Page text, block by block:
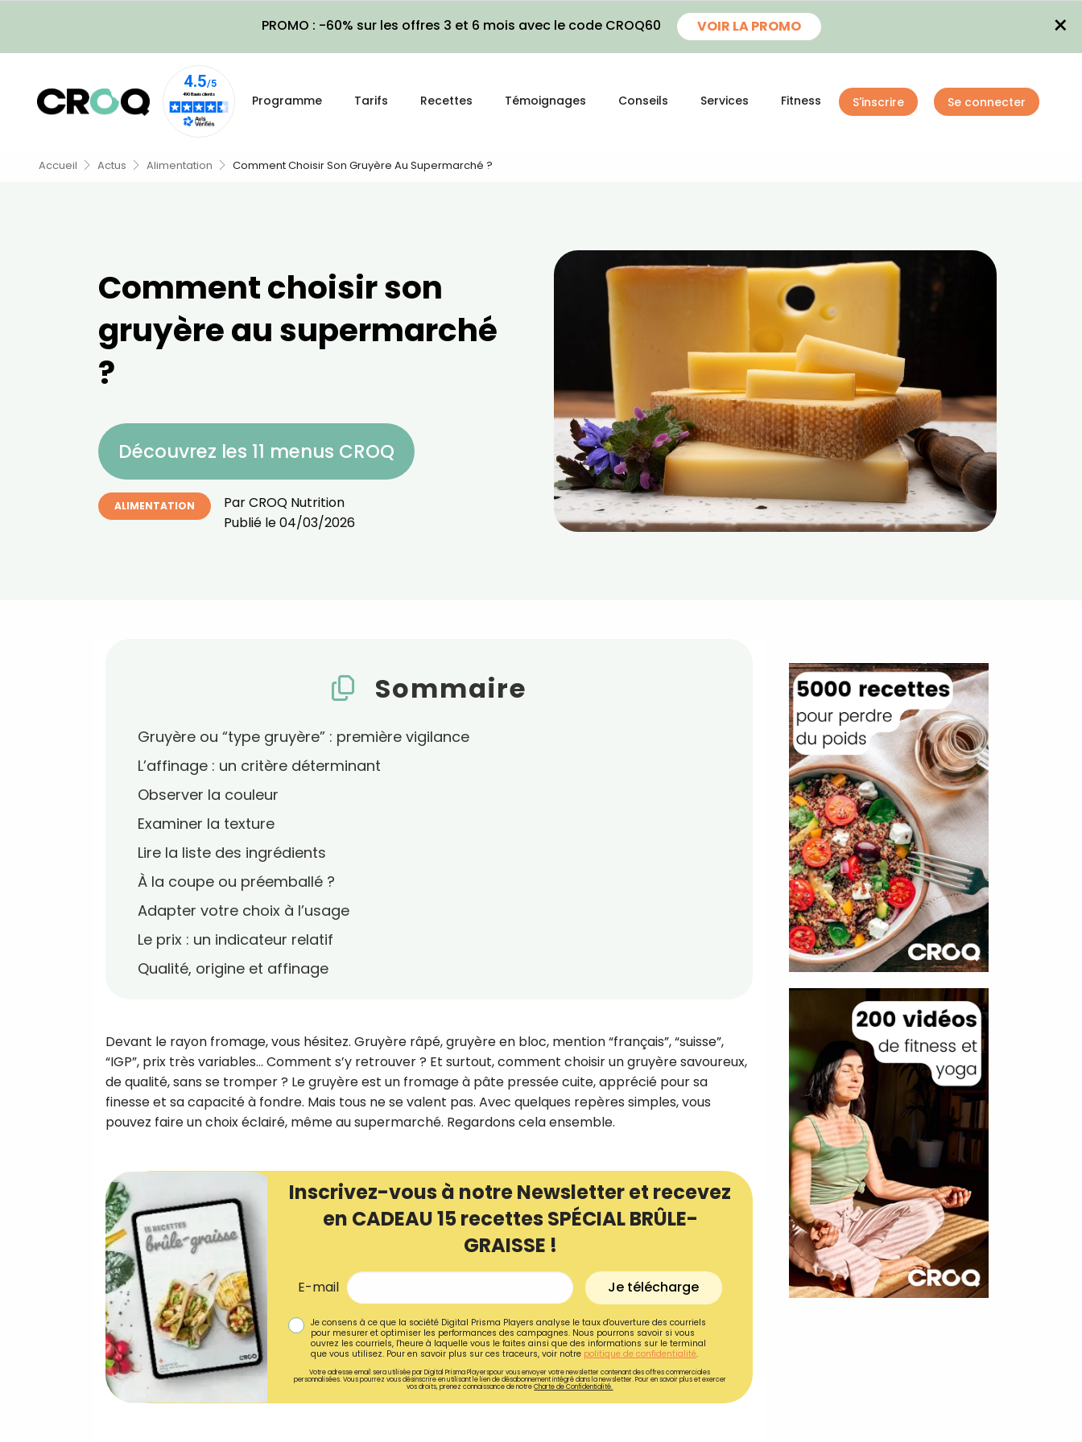
PROMO : -60% sur les offres 3 et 6 mois avec le code CROQ60 VOIR LA PROMO ×
Programme Tarifs Recettes Témoignages Conseils Services Fitness S'inscrire Se connecter
Accueil Actus Alimentation Comment Choisir Son Gruyère Au Supermarché ?
Comment choisir son
gruyère au supermarché
?
Découvrez les 11 menus CROQ
ALIMENTATION ParCROQ Nutrition
Publié le04/03/2026
Sommaire
Gruyère ou “type gruyère” : première vigilance
L’affinage : un critère déterminant
Observer la couleur
Examiner la texture
Lire la liste des ingrédients
À la coupe ou préemballé ?
Adapter votre choix à l’usage
Le prix : un indicateur relatif
Qualité, origine et affinage
Devant le rayon fromage, vous hésitez. Gruyère râpé, gruyère en bloc, mention “français”, “suisse”,
“IGP”, prix très variables… Comment s’y retrouver ? Et surtout, comment choisir un gruyère savoureux,
de qualité, sans se tromper ? Le gruyère est un fromage à pâte pressée cuite, apprécié pour sa
finesse et sa capacité à fondre. Mais tous ne se valent pas. Avec quelques repères simples, vous
pouvez faire un choix éclairé, même au supermarché. Regardons cela ensemble.
Inscrivez-vous à notre Newsletter et recevez
en CADEAU 15 recettes SPÉCIAL BRÛLE-
GRAISSE !
E-mail Je télécharge
Je consens à ce que la société Digital Prisma Players analyse le taux d'ouverture des courriels
pour mesurer et optimiser les performances des campagnes. Nous pourrons savoir si vous
ouvrez les courriels, l'heure à laquelle vous le faites ainsi que des informations sur le terminal
que vous utilisez. Pour en savoir plus sur ces traceurs, voir notre politique de confidentialité.
Votre adresse email sera utilisée par Digital Prisma Playerspour vous envoyer votre newsletter contenant des offres commerciales
personnalisées. Vous pourrez vous désinscrire en utilisant le lien de désabonnement intégré dans la newsletter. Pour en savoir plus et exercer
vos droits, prenez connaissance de notreCharte de Confidentialité.
Recevez gratuitement 180
recettes inédites de CROQ
!